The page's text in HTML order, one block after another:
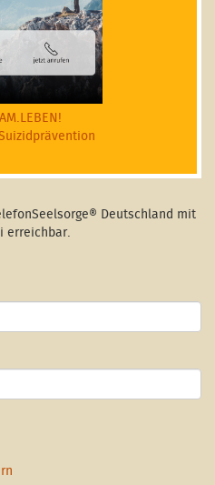
Deutschland mit
erreichbar.